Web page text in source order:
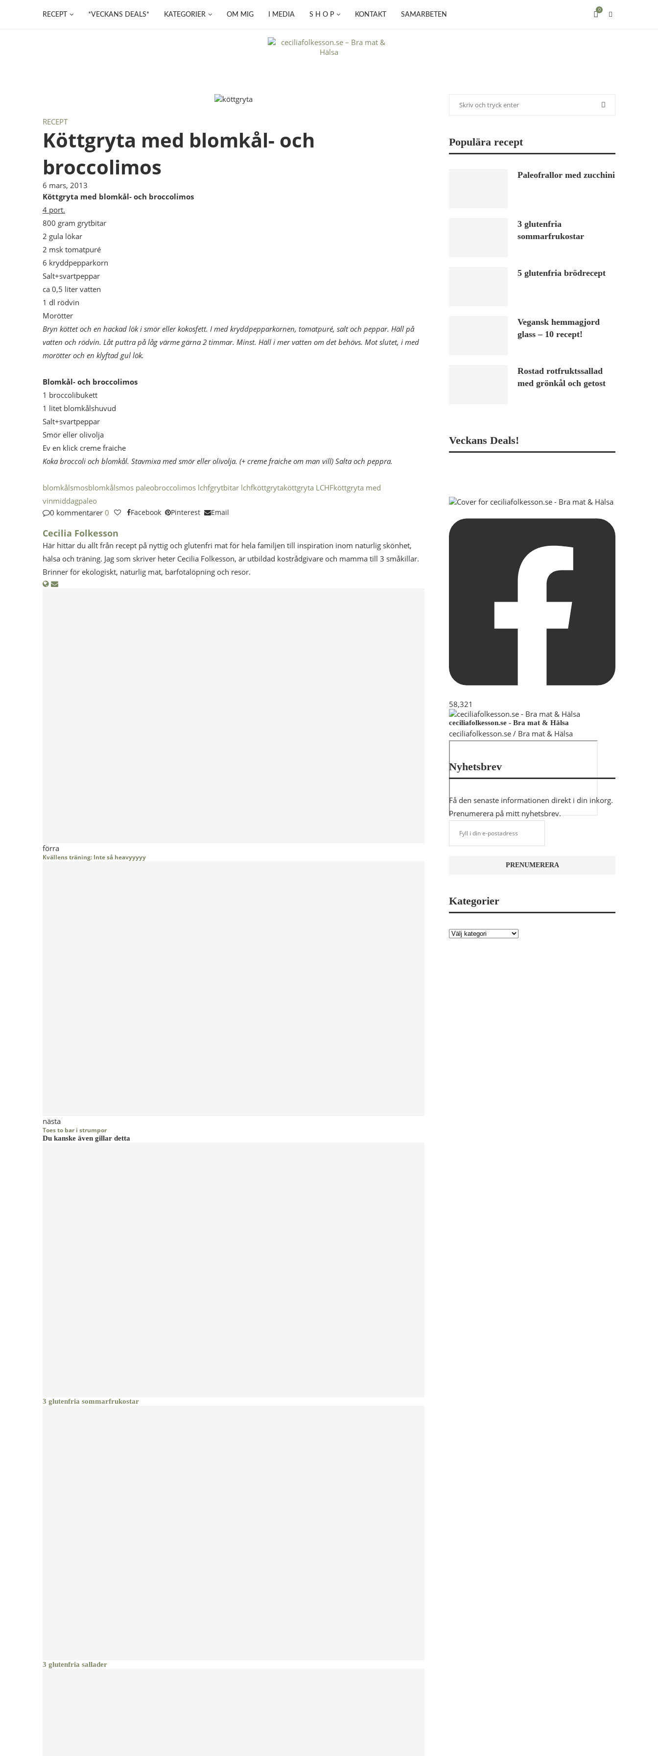
RECEPT *VECKANS DEALS* KATEGORIER OM MIG I MEDIA S H O P KONTAKT SAMARBETEN
0
RECEPT
Köttgryta med blomkål- och
broccolimos
6 mars, 2013
Köttgryta med blomkål- och broccolimos
4 port.
800 gram grytbitar
2 gula lökar
2 msk tomatpuré
6 kryddpepparkorn
Salt+svartpeppar
ca 0,5 liter vatten
1 dl rödvin
Morötter
Bryn köttet och en hackad lök i smör eller kokosfett. I med kryddpepparkornen, tomatpuré, salt och peppar. Häll på
vatten och rödvin. Låt puttra på låg värme gärna 2 timmar. Minst. Häll i mer vatten om det behövs. Mot slutet, i med
morötter och en klyftad gul lök.
Blomkål- och broccolimos
1 broccolibukett
1 litet blomkålshuvud
Salt+svartpeppar
Smör eller olivolja
Ev en klick creme fraiche
Koka broccoli och blomkål. Stavmixa med smör eller olivolja. (+ creme fraiche om man vill) Salta och peppra.
blomkålsmosblomkålsmos paleobroccolimos lchfgrytbitar lchfköttgrytaköttgryta LCHFköttgryta med
vinmiddagpaleo
0 kommentarer 0 Facebook Pinterest Email
Cecilia Folkesson
Här hittar du allt från recept på nyttig och glutenfri mat för hela familjen till inspiration inom naturlig skönhet,
hälsa och träning. Jag som skriver heter Cecilia Folkesson, är utbildad kostrådgivare och mamma till 3 småkillar.
Brinner för ekologiskt, naturlig mat, barfotalöpning och resor.
förra
Kvällens träning: Inte så heavyyyyy
nästa
Toes to bar i strumpor
Du kanske även gillar detta
3 glutenfria sommarfrukostar
3 glutenfria sallader
Populära recept
Paleofrallor med zucchini
3 glutenfria
sommarfrukostar
5 glutenfria brödrecept
Vegansk hemmagjord
glass – 10 recept!
Rostad rotfruktssallad
med grönkål och getost
Veckans Deals!
58,321
ceciliafolkesson.se - Bra mat & Hälsa
ceciliafolkesson.se / Bra mat & Hälsa
Nyhetsbrev
Få den senaste informationen direkt i din inkorg.
Prenumerera på mitt nyhetsbrev.
Kategorier